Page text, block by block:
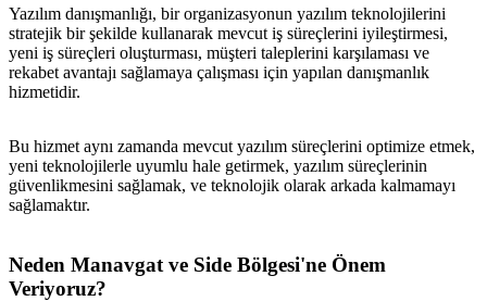
Yazılım danışmanlığı, bir organizasyonun yazılım teknolojilerini
stratejik bir şekilde kullanarak mevcut iş süreçlerini iyileştirmesi,
yeni iş süreçleri oluşturması, müşteri taleplerini karşılaması ve
rekabet avantajı sağlamaya çalışması için yapılan danışmanlık
hizmetidir.
Bu hizmet aynı zamanda mevcut yazılım süreçlerini optimize etmek,
yeni teknolojilerle uyumlu hale getirmek, yazılım süreçlerinin
güvenlikmesini sağlamak, ve teknolojik olarak arkada kalmamayı
sağlamaktır.
Neden Manavgat ve Side Bölgesi'ne Önem
Veriyoruz?